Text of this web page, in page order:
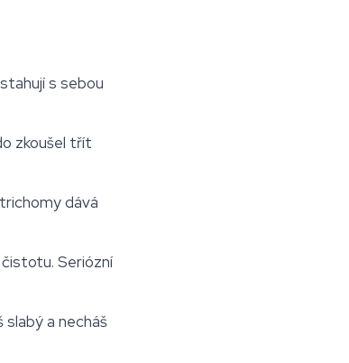
s sebou
zkoušel třít
dává
Seriózní
slabý a necháš